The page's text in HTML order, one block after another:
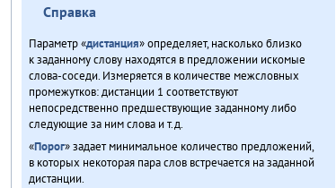
Справка
Параметр «дистанция» определяет, насколько близко
к заданному слову находятся в предложении искомые
слова-соседи. Измеряется в количестве межсловных
промежутков: дистанции 1 соответствуют
непосредственно предшествующие заданному либо
следующие за ним слова и т.д.
«Порог» задает минимальное количество предложений,
в которых некоторая пара слов встречается на заданной
дистанции.